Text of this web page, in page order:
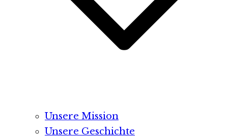
Unsere Mission
Unsere Geschichte